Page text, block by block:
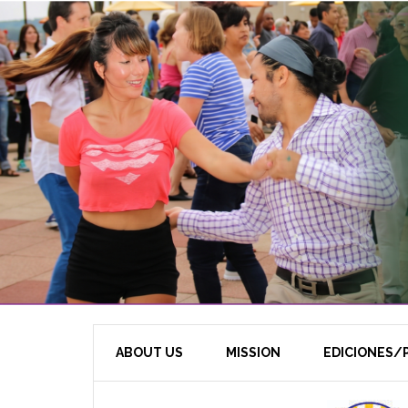
ABOUT US MISSION EDICIONES/